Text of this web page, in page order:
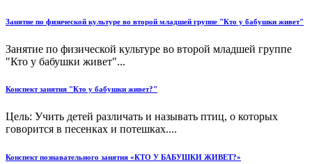
Занятие по физической культуре во второй младшей группе "Кто у бабушки живет"
Занятие по физической культуре во второй младшей группе
"Кто у бабушки живет"...
Конспект занятия "Кто у бабушки живет?"
Цель: Учить детей различать и называть птиц, о которых
говорится в песенках и потешках....
Конспект познавательного занятия «КТО У БАБУШКИ ЖИВЕТ?»